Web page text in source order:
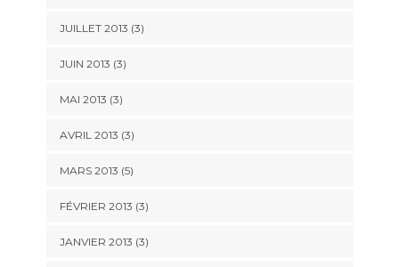
JUILLET 2013 (3)
JUIN 2013 (3)
MAI 2013 (3)
AVRIL 2013 (3)
MARS 2013 (5)
FÉVRIER 2013 (3)
JANVIER 2013 (3)